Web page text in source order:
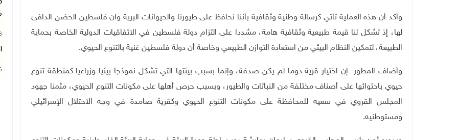
وأكد أن هذه العملية تأتي كرسالة وطنية وثقافية بأننا نحافظ على طيورنا والحيوانات البرية وان فلسطين الحضن الدافئ
لها، إذ تشكل لنا قيمة طبيعية وثقافية هامة، مشددا على التزام دولة فلسطين في الاتفاقيات الدولية الخاصة بحماية
الطبيعة، لتمكين النظام البيئي من استعادة التوازن الطبيعي وخاصة أن دولة فلسطين غنية بالتنوع الحيوي.
وأضاف المطور إن اختيار قرية دوما لم يكن صدفة، وإنما بسبب بيئتها التي تشكل نموذجا بيئيا وزراعيا كمنطقة تنوع
حيوي باحتوائها على أصناف مختلفة من النباتات والطيور، وبسبب حرص أهلها على مكونات التنوع الحيوي، مثمنا جهود
المجلس القروي في سعيه للمحافظة على مكونات التنوع الحيوي وكقرية صامدة في وجه الاحتلال الإسرائيلي
ومستوطنيه.